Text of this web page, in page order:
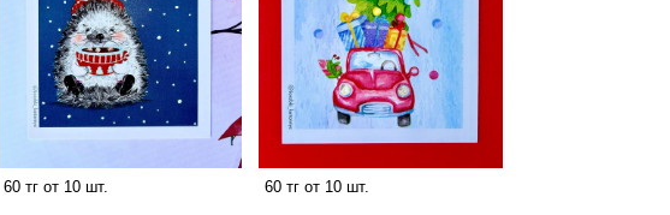
60 тг от 10 шт. 60 тг от 10 шт.